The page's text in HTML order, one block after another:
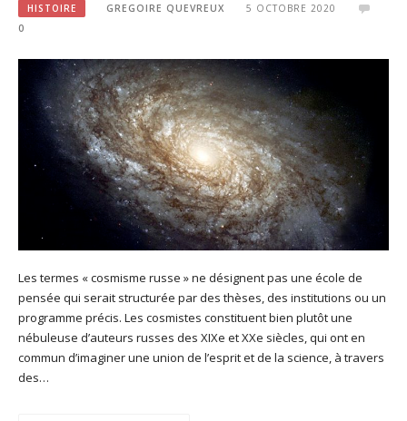
HISTOIRE GREGOIRE QUEVREUX
5 OCTOBRE 2020
0
Les termes « cosmisme russe » ne désignent pas une école de
pensée qui serait structurée par des thèses, des institutions ou un
programme précis. Les cosmistes constituent bien plutôt une
nébuleuse d’auteurs russes des XIXe et XXe siècles, qui ont en
commun d’imaginer une union de l’esprit et de la science, à travers
des…